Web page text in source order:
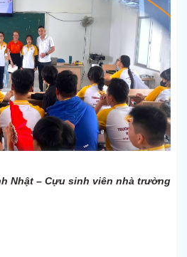
Nhật – Cựu sinh viên nhà trường